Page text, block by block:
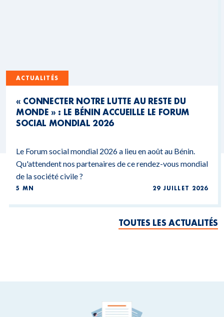
ACTUALITÉS
« CONNECTER NOTRE LUTTE AU RESTE DU
MONDE » : LE BÉNIN ACCUEILLE LE FORUM
SOCIAL MONDIAL 2026
Le Forum social mondial 2026 a lieu en août au Bénin.
Qu'attendent nos partenaires de ce rendez-vous mondial
de la société civile ?
5 MN 29 JUILLET 2026
TOUTES LES ACTUALITÉS